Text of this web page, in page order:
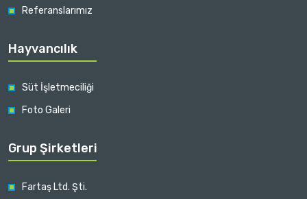
Referanslarımız
Hayvancılık
Süt İşletmeciliği
Foto Galeri
Grup Şirketleri
Fartaş Ltd. Şti.